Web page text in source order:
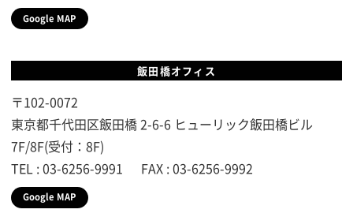
Google MAP
飯田橋オフィス
〒102-0072
東京都千代田区飯田橋2-6-6 ヒューリック飯田橋ビル
7F/8F(受付：8F)
TEL : 03-6256-9991
FAX : 03-6256-9992
Google MAP